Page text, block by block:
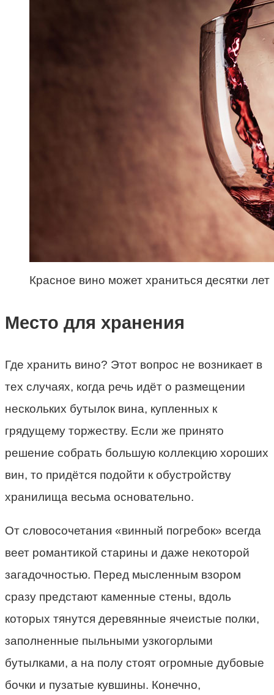
Красное вино может храниться десятки лет
Место для хранения
Где хранить вино? Этот вопрос не возникает в
тех случаях, когда речь идёт о размещении
нескольких бутылок вина, купленных к
грядущему торжеству. Если же принято
решение собрать большую коллекцию хороших
вин, то придётся подойти к обустройству
хранилища весьма основательно.
От словосочетания «винный погребок» всегда
веет романтикой старины и даже некоторой
загадочностью. Перед мысленным взором
сразу предстают каменные стены, вдоль
которых тянутся деревянные ячеистые полки,
заполненные пыльными узкогорлыми
бутылками, а на полу стоят огромные дубовые
бочки и пузатые кувшины. Конечно,